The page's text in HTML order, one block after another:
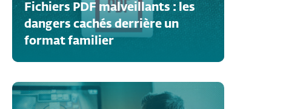
Fichiers PDF malveillants : les
dangers cachés derrière un
format familier